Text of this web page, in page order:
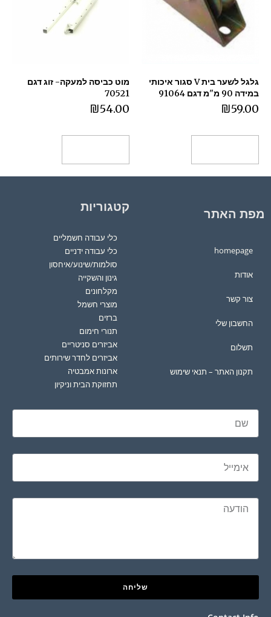
גלגל לשער בית V סגור איכותי
במידה 90 מ"מ דגם 91064
₪59.00
מוט כביסה למעקה- זוג דגם
70521
₪54.00
מפת האתר
homepage
אודות
צור קשר
החשבון שלי
תשלום
תקנון האתר – תנאי שימוש
קטגוריות
כלי עבודה חשמליים
כלי עבודה ידניים
סולמות/שינוע/איחסון
גינון והשקייה
מקלחונים
מוצרי חשמל
ברזים
תנורי חימום
אביזרים סניטריים
אביזרים לחדר שירותים
ארונות אמבטיה
תחזוקת הבית וניקיון
שליחה